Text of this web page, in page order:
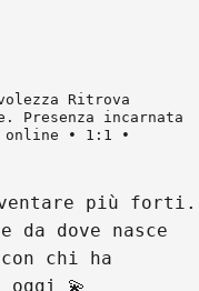
Ritrova
Presenza incarnata
online • 1:1 •